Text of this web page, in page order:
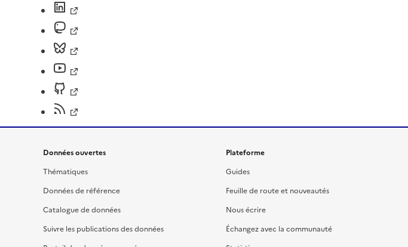
Données ouvertes
Thématiques
Données de référence
Catalogue de données
Suivre les publications des données
Plateforme
Guides
Feuille de route et nouveautés
Nous écrire
Échangez avec la communauté